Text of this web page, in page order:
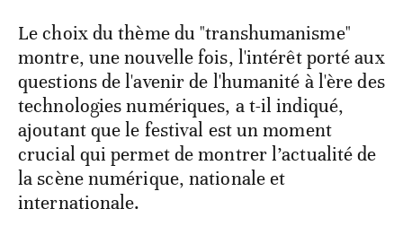
Le choix du thème du "transhumanisme"
montre, une nouvelle fois, l'intérêt porté aux
questions de l'avenir de l'humanité à l'ère des
technologies numériques, a t-il indiqué,
ajoutant que le festival est un moment
crucial qui permet de montrer l’actualité de
la scène numérique, nationale et
internationale.